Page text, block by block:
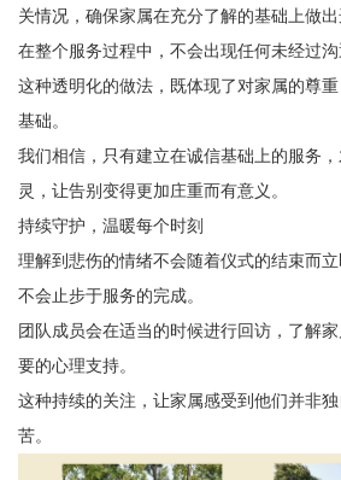
关情况，确保家属在充分了解的基础上做出
在整个服务过程中，不会出现任何未经过沟
这种透明化的做法，既体现了对家属的尊
基础。
我们相信，只有建立在诚信基础上的服务
灵，让告别变得更加庄重而有意义。
持续守护，温暖每个时刻
理解到悲伤的情绪不会随着仪式的结束而
不会止步于服务的完成。
团队成员会在适当的时候进行回访，了解
要的心理支持。
这种持续的关注，让家属感受到他们并非
苦。